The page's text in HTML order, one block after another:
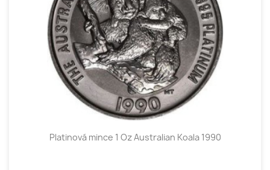
Platinová mince 1 Oz Australian Koala 1990